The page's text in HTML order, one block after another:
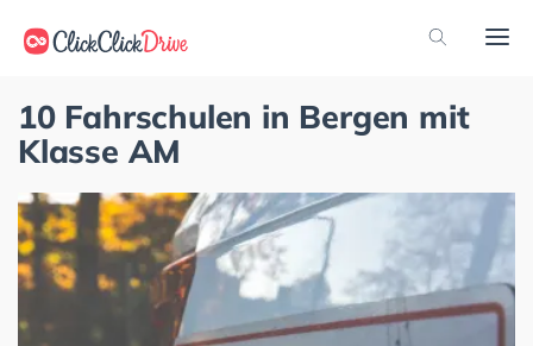
10 Fahrschulen in Bergen mit
Klasse AM